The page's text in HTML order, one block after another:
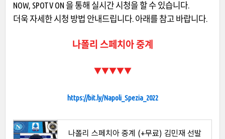
NOW, SPOTV ON 을 통해 실시간 시청을 할 수 있습니다.
더욱 자세한 시청 방법 안내드립니다. 아래를 참고 바랍니다.
나폴리 스페치아 중계
▼▼▼▼▼
https://bit.ly/Napoli_Spezia_2022
나폴리 스페치아 중계 (+무료) 김민재 선발